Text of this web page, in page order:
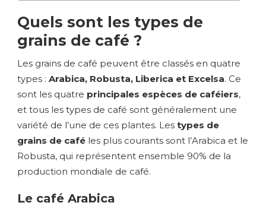
Quels sont les types de
grains de café ?
Les grains de café peuvent être classés en quatre
types : Arabica, Robusta, Liberica et Excelsa. Ce
sont les quatre principales espèces de caféiers,
et tous les types de café sont généralement une
variété de l’une de ces plantes. Les types de
grains de café les plus courants sont l’Arabica et le
Robusta, qui représentent ensemble 90% de la
production mondiale de café.
Le café Arabica